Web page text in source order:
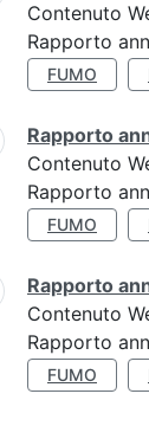
Contenuto
Rapporto
FUMO
Rapporto
Contenuto
Rapporto
FUMO
Rapporto
Contenuto
Rapporto
FUMO